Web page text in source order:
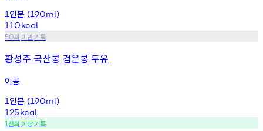
1 인분 (190ml)
110kcal
50회 미만기록
황성주 국산콩 검은콩 두유
이롬
1 인분 (190ml)
125kcal
1천회 이상기록